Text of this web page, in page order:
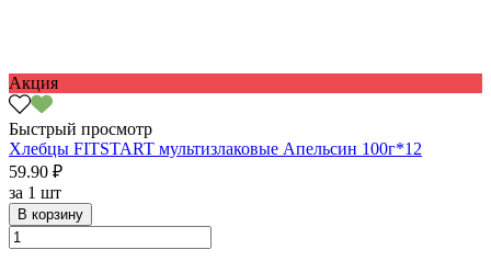
Акция
Быстрый просмотр
Хлебцы FITSTART мультизлаковые Апельсин 100г*12
59.90 ₽
за 1 шт
В корзину